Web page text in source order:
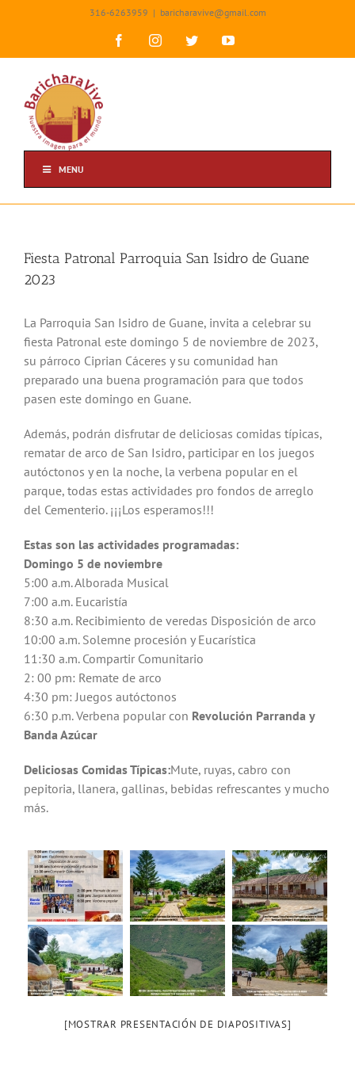
316-6263959 | baricharavive@gmail.com
FacebookInstagramTwitterYouTube
MENU
Fiesta Patronal Parroquia San Isidro de Guane
2023
La Parroquia San Isidro de Guane, invita a celebrar su
fiesta Patronal este domingo 5 de noviembre de 2023,
su párroco Ciprian Cáceres y su comunidad han
preparado una buena programación para que todos
pasen este domingo en Guane.
Además, podrán disfrutar de deliciosas comidas típicas,
rematar de arco de San Isidro, participar en los juegos
autóctonos y en la noche, la verbena popular en el
parque, todas estas actividades pro fondos de arreglo
del Cementerio. ¡¡¡Los esperamos!!!
Estas son las actividades programadas:
Domingo 5 de noviembre
5:00 a.m. Alborada Musical
7:00 a.m. Eucaristía
8:30 a.m. Recibimiento de veredas Disposición de arco
10:00 a.m. Solemne procesión y Eucarística
11:30 a.m. Compartir Comunitario
2: 00 pm: Remate de arco
4:30 pm: Juegos autóctonos
6:30 p.m. Verbena popular con Revolución Parranda y
Banda Azúcar
Deliciosas Comidas Típicas:Mute, ruyas, cabro con
pepitoria, llanera, gallinas, bebidas refrescantes y mucho
más.
[MOSTRAR PRESENTACIÓN DE DIAPOSITIVAS]